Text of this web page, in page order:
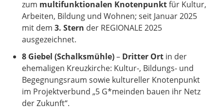
zum multifunktionalen Knotenpunktfür Kultur,
Arbeiten, Bildung und Wohnen; seit Januar 2025
mit dem 3. Stern der REGIONALE 2025
ausgezeichnet.
8 Giebel (Schalksmühle)– Dritter Ort in der
ehemaligen Kreuzkirche: Kultur-, Bildungs- und
Begegnungsraum sowie kultureller Knotenpunkt
im Projektverbund „5 G*meinden bauen ihr Netz
der Zukunft“.